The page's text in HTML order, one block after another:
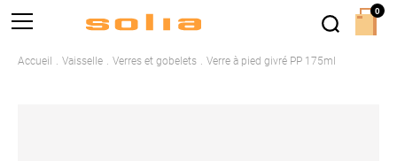
Accueil Vaisselle Verres et gobelets Verre à pied givré PP 175ml
0